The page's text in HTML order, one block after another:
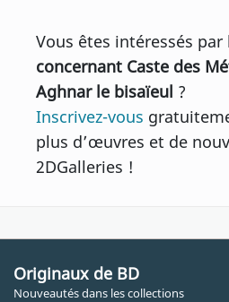
Vous êtes intéressés par
concernant Caste des
Aghnar le bisaïeul ?
Inscrivez-vous
plus d’œuvres et de
2DGalleries !
Originaux de BD
Nouveautés dans les collections